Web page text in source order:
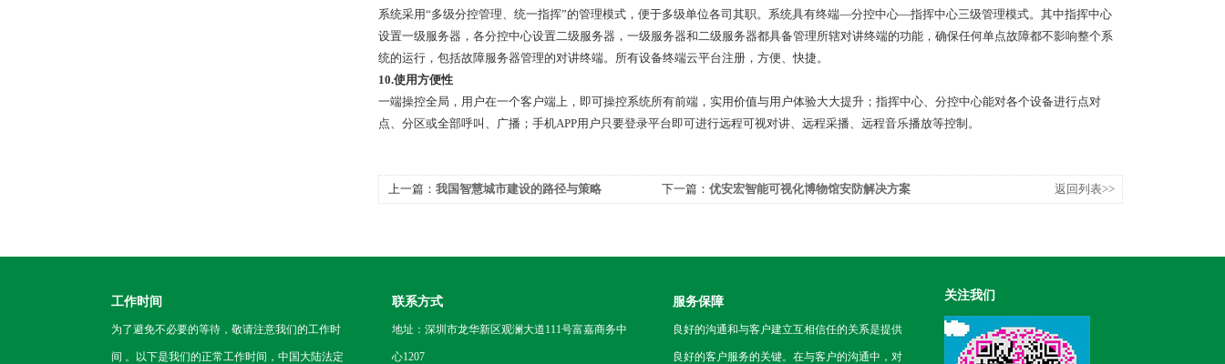
系统采用“多级分控管理、统一指挥”的管理模式，便于多级单位各司其职。系统具有终端—分控中心—指挥中心三级管理模式。其中指挥中心
设置一级服务器，各分控中心设置二级服务器，一级服务器和二级服务器都具备管理所辖对讲终端的功能，确保任何单点故障都不影响整个系
统的运行，包括故障服务器管理的对讲终端。所有设备终端云平台注册，方便、快捷。
10.使用方便性
一端操控全局，用户在一个客户端上，即可操控系统所有前端，实用价值与用户体验大大提升；指挥中心、分控中心能对各个设备进行点对
点、分区或全部呼叫、广播；手机APP用户只要登录平台即可进行远程可视对讲、远程采播、远程音乐播放等控制。
上一篇： 我国智慧城市建设的路径与策略 下一篇： 优安宏智能可视化博物馆安防解决方案 返回列表>>
工作时间
为了避免不必要的等待，敬请注意我们的工作时
间 。以下是我们的正常工作时间，中国大陆法定
联系方式
地址：深圳市龙华新区观澜大道111号富嘉商务中
心1207
服务保障
良好的沟通和与客户建立互相信任的关系是提供
良好的客户服务的关键。在与客户的沟通中，对
关注我们